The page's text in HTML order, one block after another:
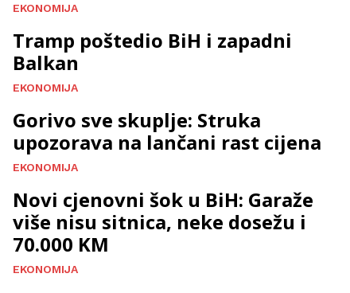
EKONOMIJA
Tramp poštedio BiH i zapadni
Balkan
EKONOMIJA
Gorivo sve skuplje: Struka
upozorava na lančani rast cijena
EKONOMIJA
Novi cjenovni šok u BiH: Garaže
više nisu sitnica, neke dosežu i
70.000 KM
EKONOMIJA